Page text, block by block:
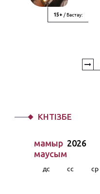
15+ / Бастау:
КҮНТІЗБЕ
мамыр 2026
маусым
дс сс ср